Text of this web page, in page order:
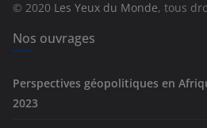
e
© 2020 Les Yeux du Monde, tous
Nos ouvrages
Perspectives géopolitiques en
2023